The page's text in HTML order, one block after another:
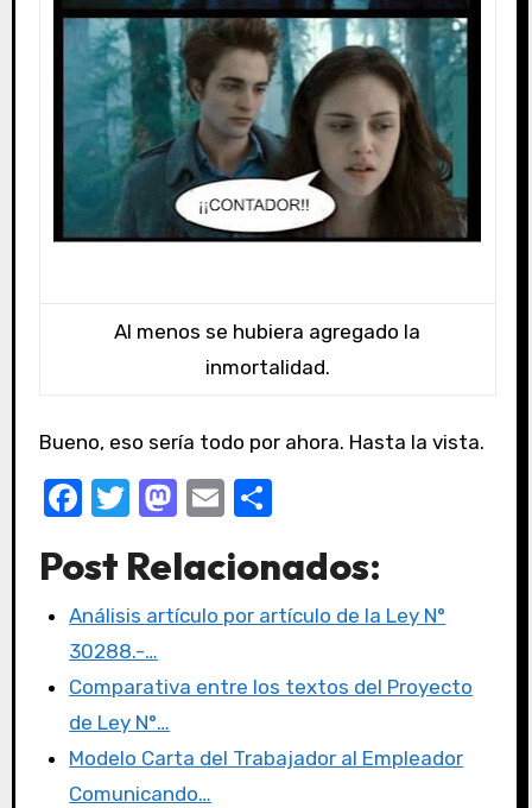
Al menos se hubiera agregado la
inmortalidad.
Bueno, eso sería todo por ahora. Hasta la vista.
F
c
e
b
o
o
k
T
it
te
r
M
st
o
o
E
ail
C
m
p
tir
Post Relacionados:
Análisis artículo por artículo de la Ley N°
30288.-…
Comparativa entre los textos del Proyecto
de Ley N°…
Modelo Carta del Trabajador al Empleador
Comunicando…